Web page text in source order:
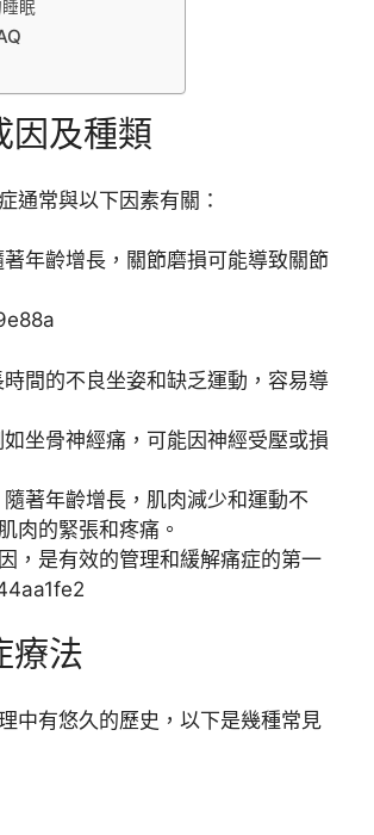
眠
因及種類
通常與以下因素有關：
著年齡增長，關節磨損可能導致關節
時間的不良坐姿和缺乏運動，容易導
如坐骨神經痛，可能因神經受壓或損
隨著年齡增長，肌肉減少和運動不
肉的緊張和疼痛。
，是有效的管理和緩解痛症的第一
療法
中有悠久的歷史，以下是幾種常見